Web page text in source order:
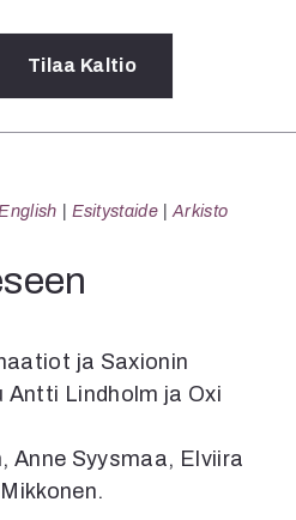
Tilaa Kaltio
Esitystaide Arkisto
ja Saxionin
Lindholm ja Oxi
Anne Syysmaa, Elviira